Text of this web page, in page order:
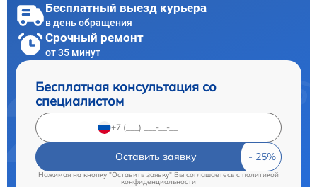
Бесплатный выезд курьера
в день обращения
Срочный ремонт
от 35 минут
Бесплатная консультация со
специалистом
Оставить заявку
Нажимая на кнопку "Оставить заявку" Вы соглашаетесь cполитикой
конфиденциальности